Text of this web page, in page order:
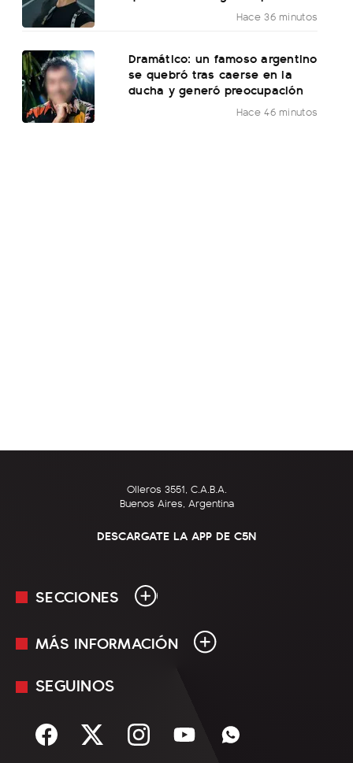
Hace 36 minutos
Dramático: un famoso argentino
se quebró tras caerse en la
ducha y generó preocupación
Hace 46 minutos
Olleros 3551, C.A.B.A.
Buenos Aires, Argentina
DESCARGATE LA APP DE C5N
SECCIONES
En Vivo
Sociedad
MÁS INFORMACIÓN
Mediakit
Términos y condiciones
SEGUINOS